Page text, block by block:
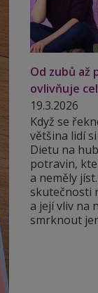
Od zubů až
ovlivňuje
19.3.2026
Když se
většina lidí
Dietu na
potravin,
a neměly
skutečnosti
a její vliv na
smrknout